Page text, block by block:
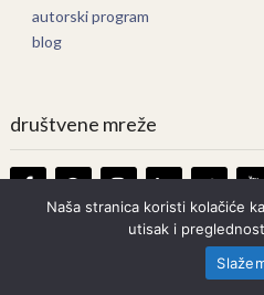
autorski program
blog
društvene mreže
Knjige Online
Prava zadržana. Bilo
Naša stranica koristi kolačiće
utisak i